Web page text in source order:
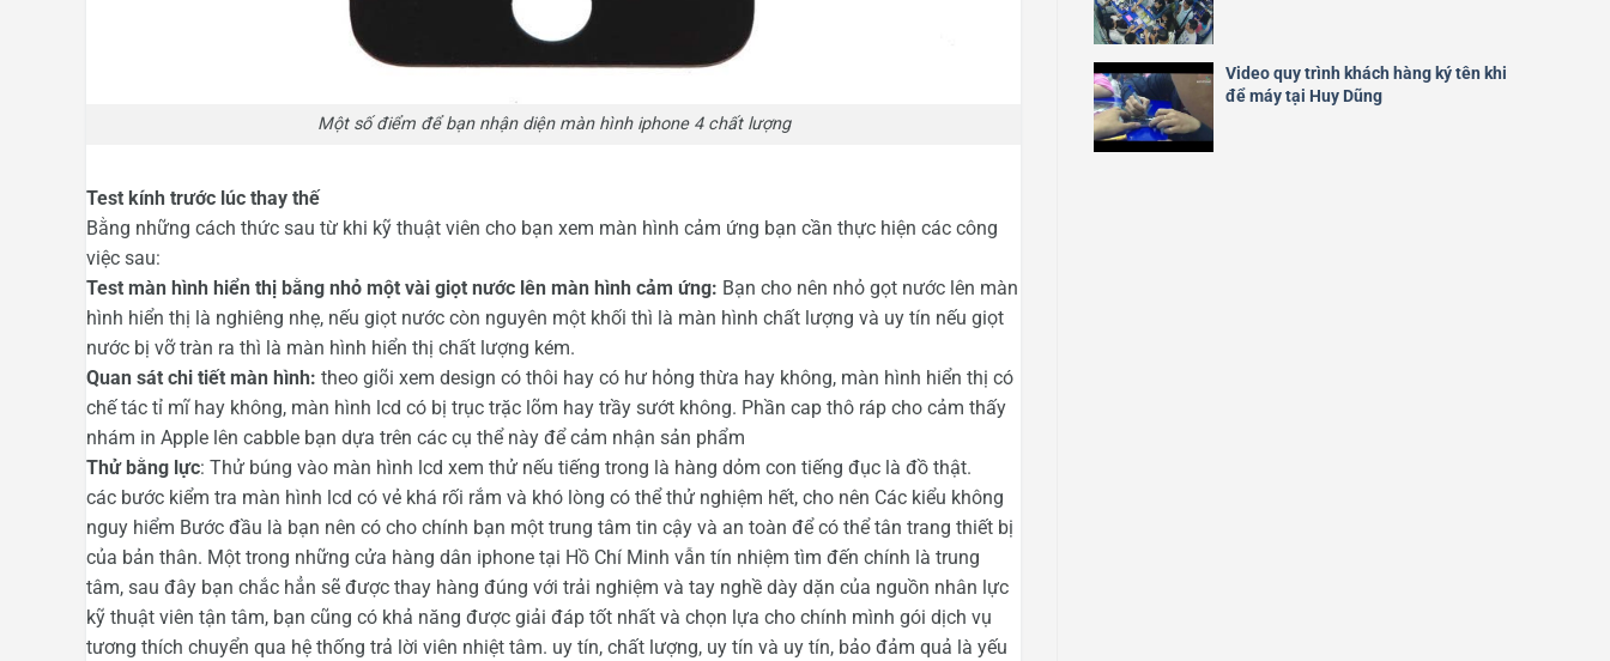
Một số điểm để bạn nhận diện màn hình iphone 4 chất lượng
Test kính trước lúc thay thế
Bằng những cách thức sau từ khi kỹ thuật viên cho bạn xem màn hình cảm ứng bạn cần thực hiện các công
việc sau:
Test màn hình hiển thị bằng nhỏ một vài giọt nước lên màn hình cảm ứng: Bạn cho nên nhỏ gọt nước lên màn
hình hiển thị là nghiêng nhẹ, nếu giọt nước còn nguyên một khối thì là màn hình chất lượng và uy tín nếu giọt
nước bị vỡ tràn ra thì là màn hình hiển thị chất lượng kém.
Quan sát chi tiết màn hình: theo giõi xem design có thôi hay có hư hỏng thừa hay không, màn hình hiển thị có
chế tác tỉ mĩ hay không, màn hình lcd có bị trục trặc lõm hay trầy sướt không. Phần cap thô ráp cho cảm thấy
nhám in Apple lên cabble bạn dựa trên các cụ thể này để cảm nhận sản phẩm
Thử bằng lực: Thử búng vào màn hình lcd xem thử nếu tiếng trong là hàng dỏm con tiếng đục là đồ thật.
các bước kiểm tra màn hình lcd có vẻ khá rối rắm và khó lòng có thể thử nghiệm hết, cho nên Các kiểu không
nguy hiểm Bước đầu là bạn nên có cho chính bạn một trung tâm tin cậy và an toàn để có thể tân trang thiết bị
của bản thân. Một trong những cửa hàng dân iphone tại Hồ Chí Minh vẫn tín nhiệm tìm đến chính là trung
tâm, sau đây bạn chắc hẳn sẽ được thay hàng đúng với trải nghiệm và tay nghề dày dặn của nguồn nhân lực
kỹ thuật viên tận tâm, bạn cũng có khả năng được giải đáp tốt nhất và chọn lựa cho chính mình gói dịch vụ
tương thích chuyển qua hệ thống trả lời viên nhiệt tâm. uy tín, chất lượng, uy tín và uy tín, bảo đảm quả là yếu
Video quy trình khách hàng ký tên khi
để máy tại Huy Dũng